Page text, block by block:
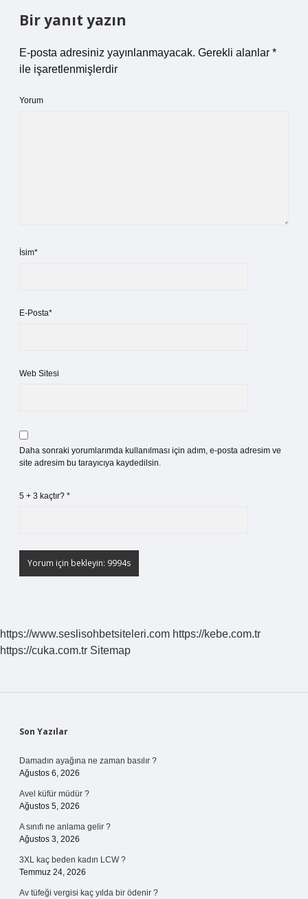
Bir yanıt yazın
E-posta adresiniz yayınlanmayacak. Gerekli alanlar *
ile işaretlenmişlerdir
Yorum
İsim*
E-Posta*
Web Sitesi
Daha sonraki yorumlarımda kullanılması için adım, e-posta adresim ve
site adresim bu tarayıcıya kaydedilsin.
5 + 3 kaçtır? *
https://www.seslisohbetsiteleri.com https://kebe.com.tr
https://cuka.com.tr Sitemap
Sidebar
Son Yazılar
Damadın ayağına ne zaman basılır ?
Ağustos 6, 2026
Avel küfür müdür ?
Ağustos 5, 2026
A sınıfı ne anlama gelir ?
Ağustos 3, 2026
3XL kaç beden kadın LCW ?
Temmuz 24, 2026
Av tüfeği vergisi kaç yılda bir ödenir ?